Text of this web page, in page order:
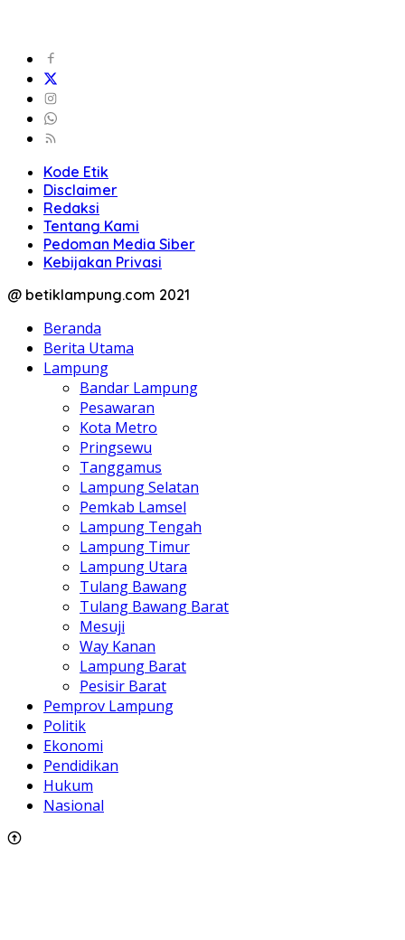
Kode Etik
Disclaimer
Redaksi
Tentang Kami
Pedoman Media Siber
Kebijakan Privasi
@ betiklampung.com 2021
Beranda
Berita Utama
Lampung
Bandar Lampung
Pesawaran
Kota Metro
Pringsewu
Tanggamus
Lampung Selatan
Pemkab Lamsel
Lampung Tengah
Lampung Timur
Lampung Utara
Tulang Bawang
Tulang Bawang Barat
Mesuji
Way Kanan
Lampung Barat
Pesisir Barat
Pemprov Lampung
Politik
Ekonomi
Pendidikan
Hukum
Nasional